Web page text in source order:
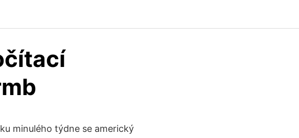
minulého týdne se americký